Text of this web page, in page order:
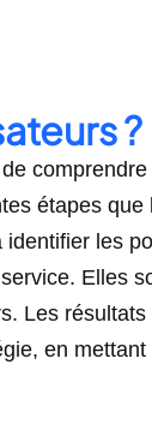
?
étapes
les
Les
en